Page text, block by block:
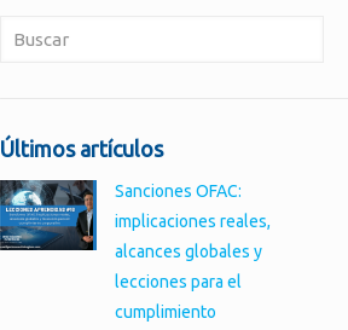
Últimos artículos
Sanciones OFAC:
implicaciones reales,
alcances globales y
lecciones para el
cumplimiento